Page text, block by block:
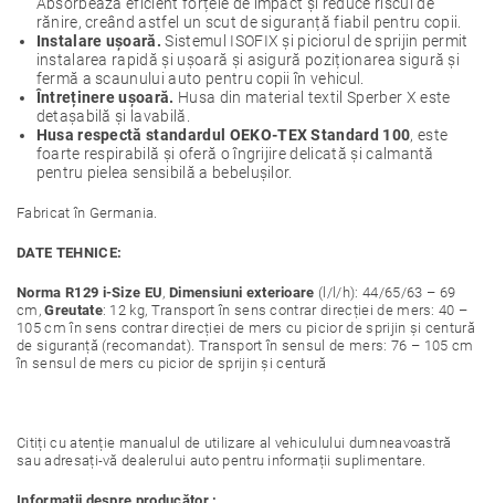
rănire, creând astfel un scut de siguranță fiabil pentru copii.
Instalare ușoară. Sistemul ISOFIX și piciorul de sprijin permit
instalarea rapidă și ușoară și asigură poziționarea sigură și
fermă a scaunului auto pentru copii în vehicul.
Întreținere ușoară. Husa din material textil Sperber X este
detașabilă și lavabilă.
Husa respectă standardul OEKO-TEX Standard 100, este
foarte respirabilă și oferă o îngrijire delicată și calmantă
pentru pielea sensibilă a bebelușilor.
Fabricat în Germania.
DATE TEHNICE:
Norma R129 i-Size EU,Dimensiuni exterioare (l/l/h): 44/65/63 – 69
cm,Greutate: 12 kg, Transport în sens contrar direcției de mers: 40 –
105 cm în sens contrar direcției de mers cu picior de sprijin și centură
de siguranță (recomandat). Transport în sensul de mers: 76 – 105 cm
în sensul de mers cu picior de sprijin și centură
Citiți cu atenție manualul de utilizare al vehiculului dumneavoastră
sau adresați-vă dealerului auto pentru informații suplimentare.